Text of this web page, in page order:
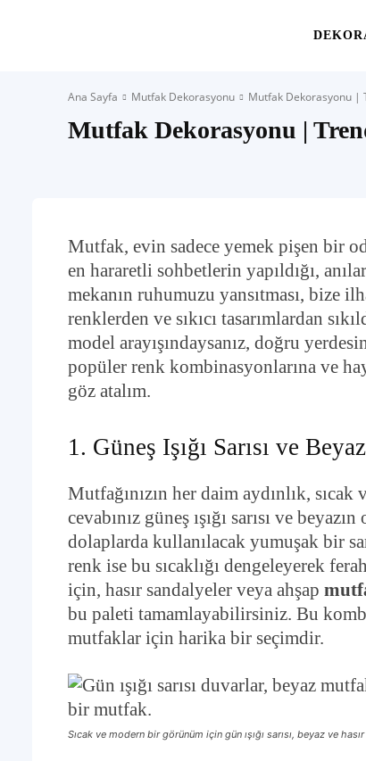
Alanınıza
Ana Sayfa Mutfak Dekorasyonu Mutfak Dekorasyonu |
Mutfak Dekorasyonu |
Mutfak, evin sadece yemek pişen bir
en hararetli sohbetlerin yapıldığı,
mekanın ruhumuzu yansıtması, bize
renklerden ve sıkıcı tasarımlardan
model arayışındaysanız, doğru
popüler renk kombinasyonlarına ve
göz atalım.
1. Güneş Işığı Sarısı ve
Mutfağınızın her daim aydınlık,
cevabınız güneş ışığı sarısı ve
dolaplarda kullanılacak yumuşak bir
renk ise bu sıcaklığı dengeleyerek
için, hasır sandalyeler veya ahşap
bu paleti tamamlayabilirsiniz. Bu
mutfaklar için harika bir seçimdir.
Sıcak ve modern bir görünüm için gün ışığı sarısı, beyaz ve